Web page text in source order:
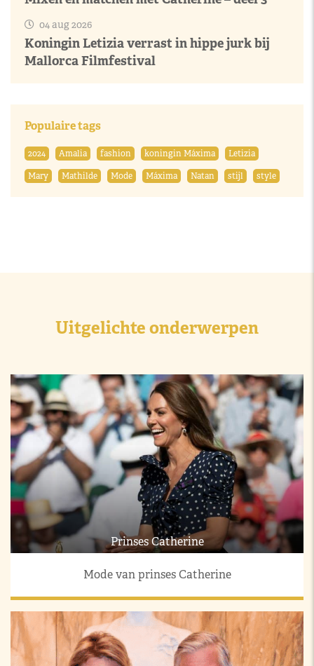
04 aug 2026
Koningin Letizia verrast in hippe jurk bij
Mallorca Filmfestival
Populaire tags
2024 Amalia fashion koningin Máxima
Letizia
Mary
Mathilde Mode Máxima Natan stijl style
Uitgelichte onderwerpen
Prinses Catherine
Mode van prinses Catherine